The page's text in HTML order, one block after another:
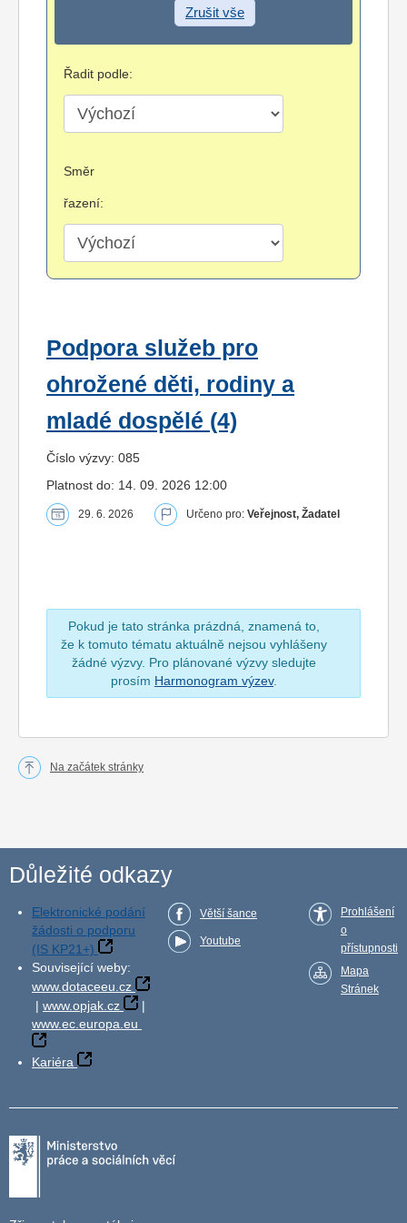
Zrušit vše
Řadit podle:
Směr
řazení:
Podpora služeb pro
ohrožené děti, rodiny a
mladé dospělé (4)
Číslo výzvy: 085
Platnost do: 14. 09. 2026 12:00
29. 6. 2026 Určeno pro: Veřejnost, Žadatel
Pokud je tato stránka prázdná, znamená to,
že k tomuto tématu aktuálně nejsou vyhlášeny
žádné výzvy. Pro plánované výzvy sledujte
prosím Harmonogram výzev.
Na začátek stránky
Důležité odkazy
Elektronické podání
žádosti o podporu
(IS KP21+)
Související weby:
www.dotaceeu.cz
| www.opjak.cz
|
www.ec.europa.eu
Kariéra
Větší šance
Youtube
Prohlášení
o
přístupnosti
Mapa
Stránek